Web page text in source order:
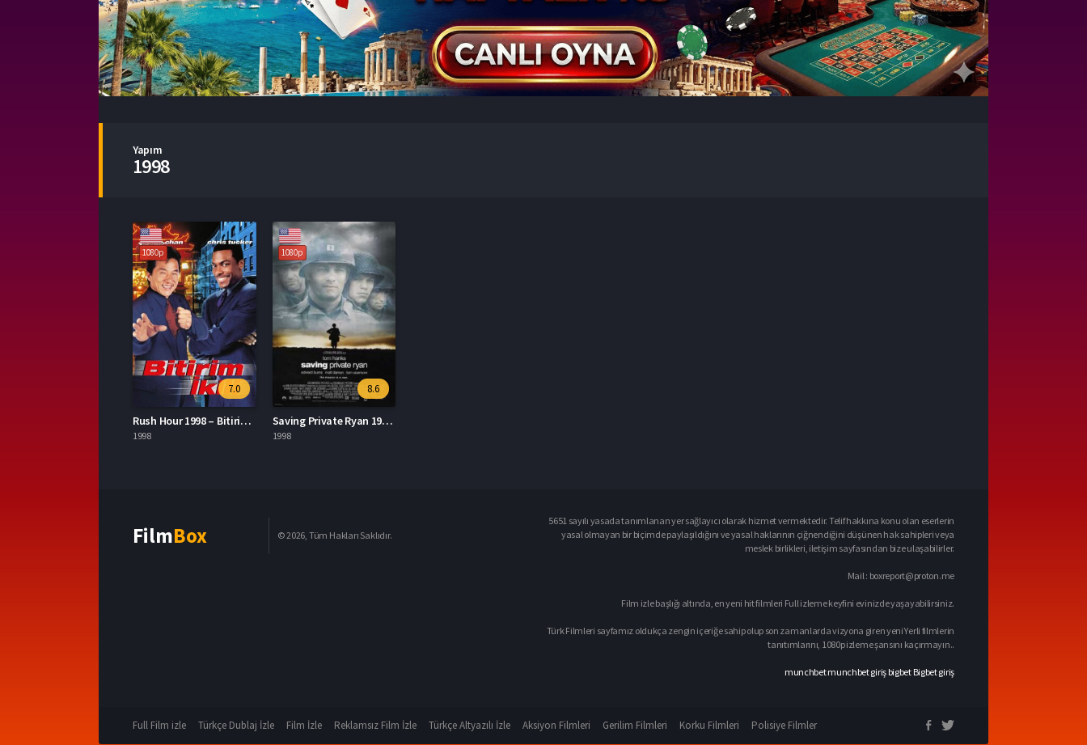
Yapım
1998
1080p
7.0
Rush Hour 1998 – Bitirim İkili 1080p Turkce Altyazi izle
1998
1080p
8.6
Saving Private Ryan 1998 – Er Ryan\’ı Kurtarmak 1080p Turkce Altyazi izle
1998
FilmBox © 2026, Tüm Hakları Saklıdır.
5651 sayılı yasada tanımlanan yer sağlayıcı olarak hizmet vermektedir. Telif hakkına konu olan eserlerin
yasal olmayan bir biçimde paylaşıldığını ve yasal haklarının çiğnendiğini düşünen hak sahipleri veya
meslek birlikleri, iletişim sayfasından bize ulaşabilirler.
Mail : boxreport@proton.me
Film izle başlığı altında, en yeni hit filmleri Full izleme keyfini evinizde yaşayabilirsiniz.
Türk Filmleri sayfamız oldukça zengin içeriğe sahip olup son zamanlarda vizyona giren yeni Yerli filmlerin
tanıtımlarını, 1080p izleme şansını kaçırmayın..
munchbetmunchbet giriş bigbet Bigbet giriş
Full Film izle Türkçe Dublaj İzle Film İzle Reklamsız Film İzle Türkçe Altyazılı İzle Aksiyon Filmleri Gerilim Filmleri Korku Filmleri Polisiye Filmler